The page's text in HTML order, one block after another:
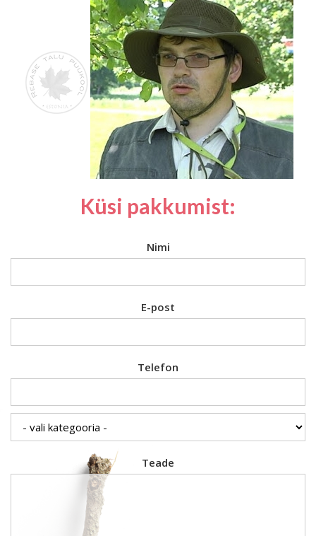
Küsi pakkumist:
Nimi
E-post
Telefon
Teade